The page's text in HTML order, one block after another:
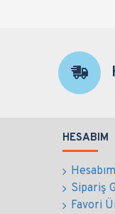
HESABIM
Hesabım
Sipariş
Favori